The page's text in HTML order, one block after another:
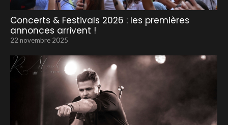
Concerts & Festivals 2026 : les premières
annonces arrivent !
22 novembre 2025